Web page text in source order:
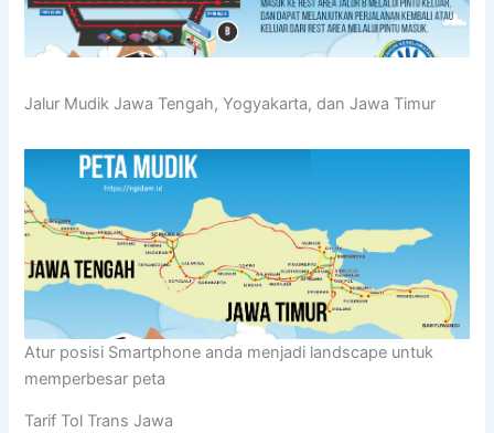
Jalur Mudik Jawa Tengah, Yogyakarta, dan Jawa Timur
Atur posisi Smartphone anda menjadi landscape untuk
memperbesar peta
Tarif Tol Trans Jawa